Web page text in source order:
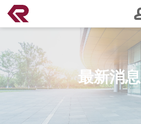
南俊國際股份有限公司 。 REPON SLIDES
Navigation
建議關鍵字： Soft Close Server Slide 200 lbs
Duty
Lock Out 2 Way
Banner
最新消息